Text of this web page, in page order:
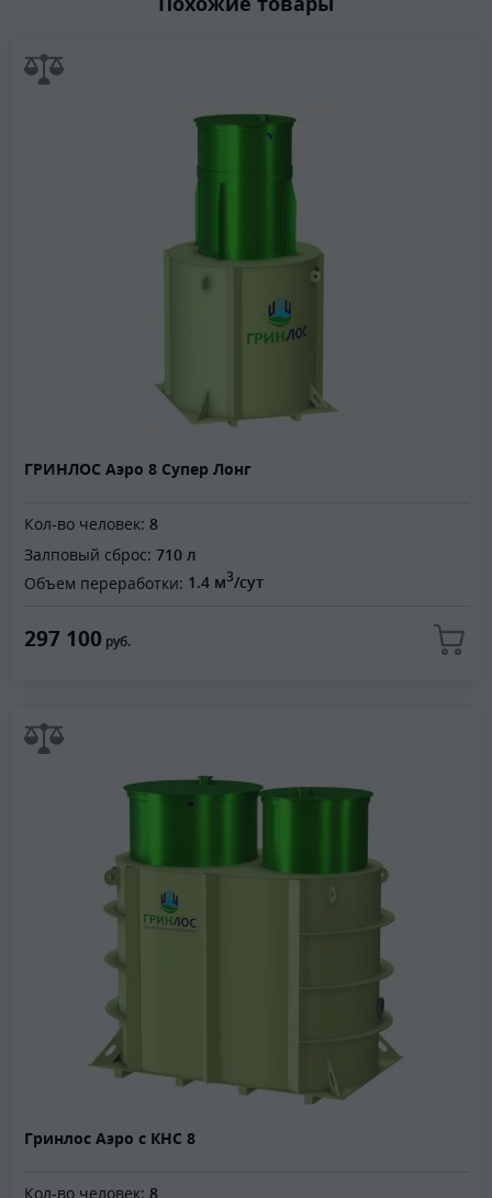
ГРИНЛОС Аэро 8 Супер Лонг
Кол-во человек: 8
Залповый сброс: 710 л
Объем переработки: 1.4 м3/сут
297 100 руб.
Гринлос Аэро с КНС 8
Кол-во человек: 8